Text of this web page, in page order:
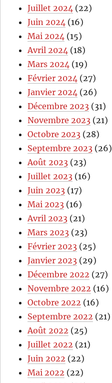
Juillet 2024 (22)
Juin 2024 (16)
Mai 2024 (15)
Avril 2024 (18)
Mars 2024 (19)
Février 2024 (27)
Janvier 2024 (26)
Décembre 2023 (31)
Novembre 2023 (21)
Octobre 2023 (28)
Septembre 2023 (26)
Août 2023 (23)
Juillet 2023 (16)
Juin 2023 (17)
Mai 2023 (16)
Avril 2023 (21)
Mars 2023 (23)
Février 2023 (25)
Janvier 2023 (29)
Décembre 2022 (27)
Novembre 2022 (16)
Octobre 2022 (16)
Septembre 2022 (21)
Août 2022 (25)
Juillet 2022 (21)
Juin 2022 (22)
Mai 2022 (22)